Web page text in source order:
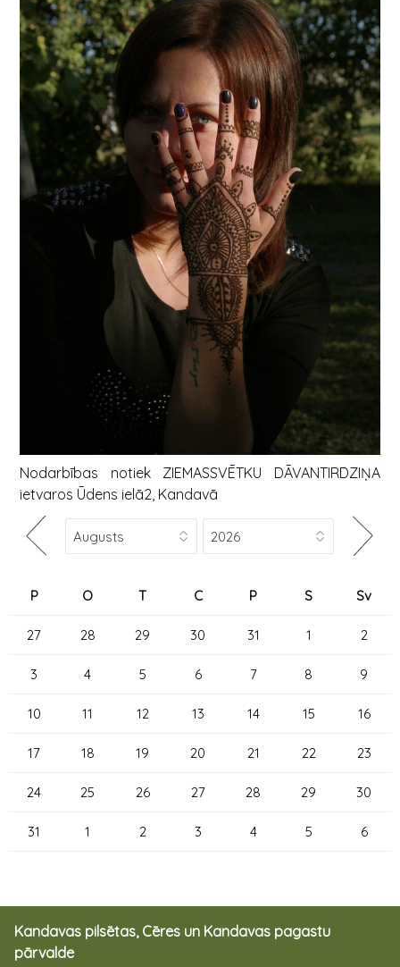
Nodarbības notiek ZIEMASSVĒTKU DĀVANTIRDZIŅA
ietvaros Ūdens ielā2, Kandavā
P O T C P S Sv
27 28 29 30 31 1 2
3 4 5 6 7 8 9
10 11 12 13 14 15 16
17 18 19 20 21 22 23
24 25 26 27 28 29 30
31 1 2 3 4 5 6
Kandavas pilsētas, Cēres un Kandavas pagastu
pārvalde